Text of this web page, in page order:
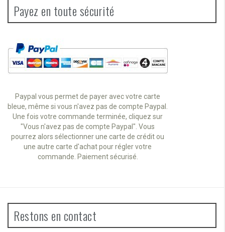
Payez en toute sécurité
Paypal vous permet de payer avec votre carte
bleue, même si vous n'avez pas de compte Paypal.
Une fois votre commande terminée, cliquez sur
"Vous n'avez pas de compte Paypal". Vous
pourrez alors sélectionner une carte de crédit ou
une autre carte d'achat pour régler votre
commande. Paiement sécurisé.
Restons en contact